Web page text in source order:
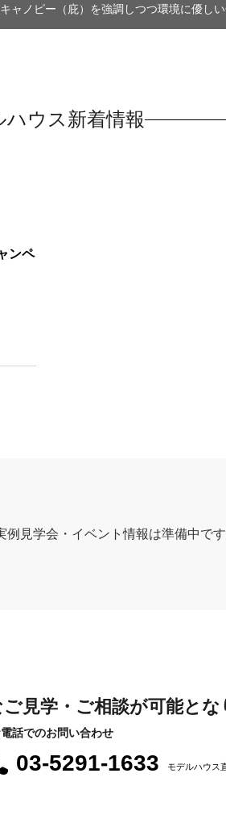
ャノピー（庇）を強調しつつ環境に優し
ハウス新着情報
ンペ
例見学会・イベント情報は準備中で
見学・ご相談が可能と
話でのお問い合わせ
03-5291-1633 モデルハウス